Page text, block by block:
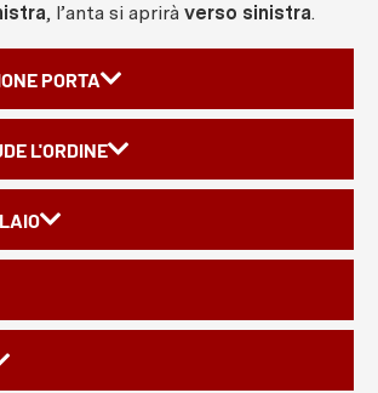
PORTA
L'ORDINE
, l’anta si aprirà verso sinistra.